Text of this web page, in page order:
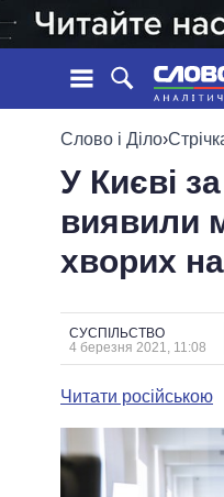
СТРІЧКА
ПОДІЇ
СТАТТІ
ДУМКИ
ОГЛЯДИ
ДАЙДЖЕСТИ
УСІ ПОЛІТИКИ
ПРЕЗИДЕНТ І
ВЕРХОВНА РАДА
МЕРИ МІСТ
ВСІ ПЕРСОНИ
Слово і Діло›
У Києві
виявили
хворих
СУСПІЛЬСТВО
4 березня 2021, 11:08
Читати російською